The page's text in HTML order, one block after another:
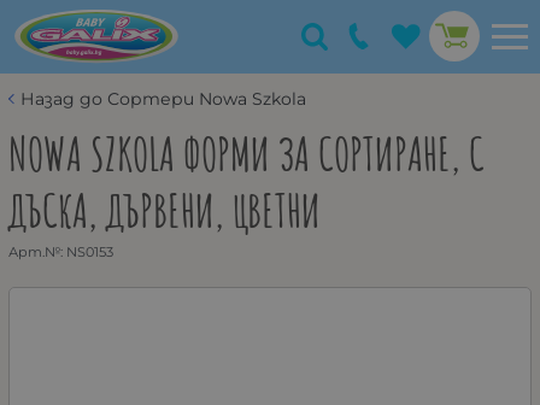
Назад до Сортери Nowa Szkola
NOWA SZKOLA ФОРМИ ЗА СОРТИРАНЕ, С
ДЪСКА, ДЪРВЕНИ, ЦВЕТНИ
Арт.№: NS0153